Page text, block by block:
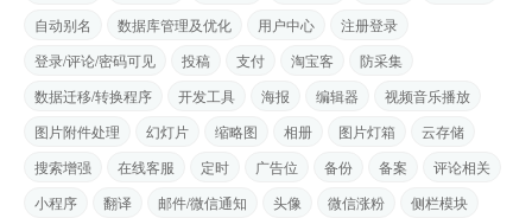
自动别名
数据库管理及优化 用户中心
注册登录
登录/评论/密码可见
投稿 支付 淘宝客
防采集
数据迁移/转换程序
开发工具 海报 编辑器
视频音乐播放
图片附件处理
幻灯片 缩略图 相册 图片灯箱
云存储
搜索增强
在线客服 定时 广告位 备份 备案
评论相关
小程序
翻译 邮件/微信通知 头像 微信涨粉
侧栏模块